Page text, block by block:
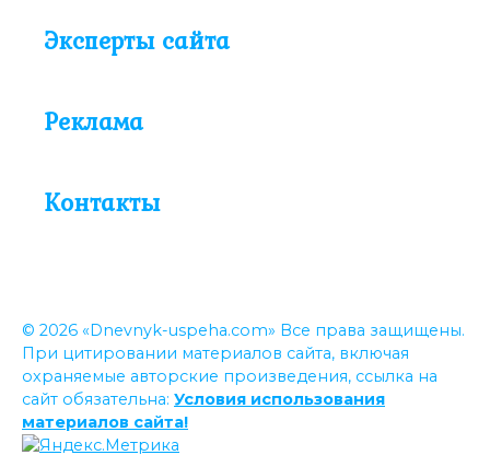
Эксперты сайта
Реклама
Контакты
© 2026 «Dnevnyk-uspeha.com» Все права защищены.
При цитировании материалов сайта, включая
охраняемые авторские произведения, ссылка на
сайт обязательна: Условия использования
материалов сайта!